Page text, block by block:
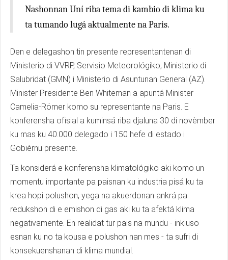
Nashonnan Uní riba tema di kambio di klima ku
ta tumando lugá aktualmente na Paris.
Den e delegashon tin presente representantenan di
Ministerio di VVRP, Servisio Meteorológiko, Ministerio di
Salubridat (GMN) i Ministerio di Asuntunan General (AZ).
Minister Presidente Ben Whiteman a apuntá Minister
Camelia-Römer komo su representante na Paris. E
konferensha ofisial a kuminsá riba djaluna 30 di novèmber
ku mas ku 40.000 delegado i 150 hefe di estado i
Gobièrnu presente.
Ta konsiderá e konferensha klimatológiko aki komo un
momentu importante pa paisnan ku industria pisá ku ta
krea hopi polushon, yega na akuerdonan ankrá pa
redukshon di e emishon di gas aki ku ta afektá klima
negativamente. En realidat tur pais na mundu - inkluso
esnan ku no ta kousa e polushon nan mes - ta sufri di
konsekuenshanan di klima mundial.